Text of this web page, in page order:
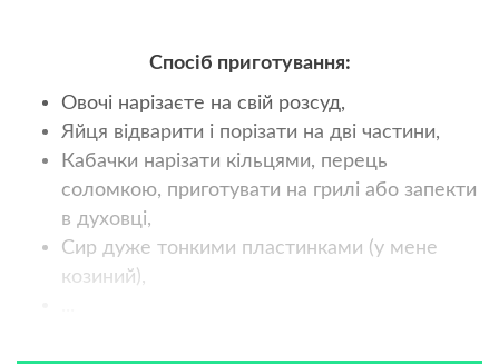
Спосіб приготування:
Овочі нарізаєте на свій розсуд,
Яйця відварити і порізати на дві частини,
Кабачки нарізати кільцями, перець
соломкою, приготувати на грилі або запекти
в духовці,
Сир дуже тонкими пластинками (у мене
козиний),